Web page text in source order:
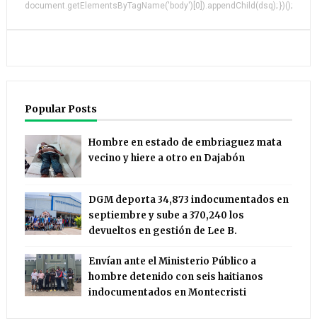
document.getElementsByTagName('body')[0]).appendChild(dsq); })();
Popular Posts
Hombre en estado de embriaguez mata
vecino y hiere a otro en Dajabón
DGM deporta 34,873 indocumentados en
septiembre y sube a 370,240 los
devueltos en gestión de Lee B.
Envían ante el Ministerio Público a
hombre detenido con seis haitianos
indocumentados en Montecristi